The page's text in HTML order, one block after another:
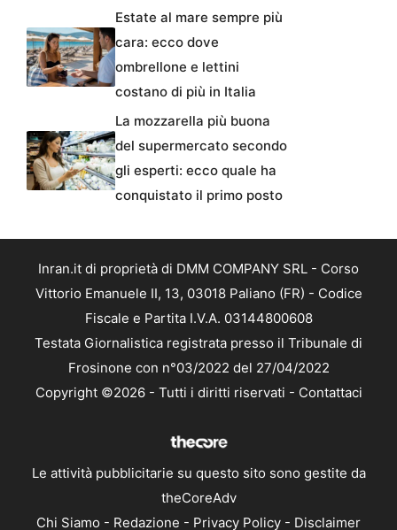
Estate al mare sempre più
cara: ecco dove
ombrellone e lettini
costano di più in Italia
La mozzarella più buona
del supermercato secondo
gli esperti: ecco quale ha
conquistato il primo posto
Inran.it di proprietà di DMM COMPANY SRL - Corso
Vittorio Emanuele II, 13, 03018 Paliano (FR) - Codice
Fiscale e Partita I.V.A. 03144800608
Testata Giornalistica registrata presso il Tribunale di
Frosinone con n°03/2022 del 27/04/2022
Copyright ©2026 - Tutti i diritti riservati - Contattaci
Le attività pubblicitarie su questo sito sono gestite da
theCoreAdv
Chi Siamo - Redazione - Privacy Policy - Disclaimer